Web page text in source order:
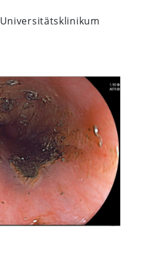
Universitätsklinikum